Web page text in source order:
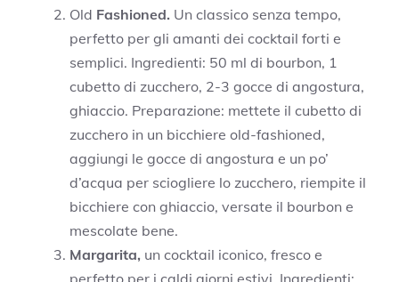
Old Fashioned. Un classico senza tempo,
perfetto per gli amanti dei cocktail forti e
semplici. Ingredienti: 50 ml di bourbon, 1
cubetto di zucchero, 2-3 gocce di angostura,
ghiaccio. Preparazione: mettete il cubetto di
zucchero in un bicchiere old-fashioned,
aggiungi le gocce di angostura e un po’
d’acqua per sciogliere lo zucchero, riempite il
bicchiere con ghiaccio, versate il bourbon e
mescolate bene.
Margarita, un cocktail iconico, fresco e
perfetto per i caldi giorni estivi. Ingredienti: